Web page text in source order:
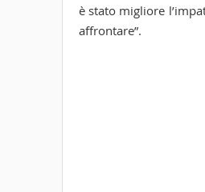
è stato migliore
affrontare”.